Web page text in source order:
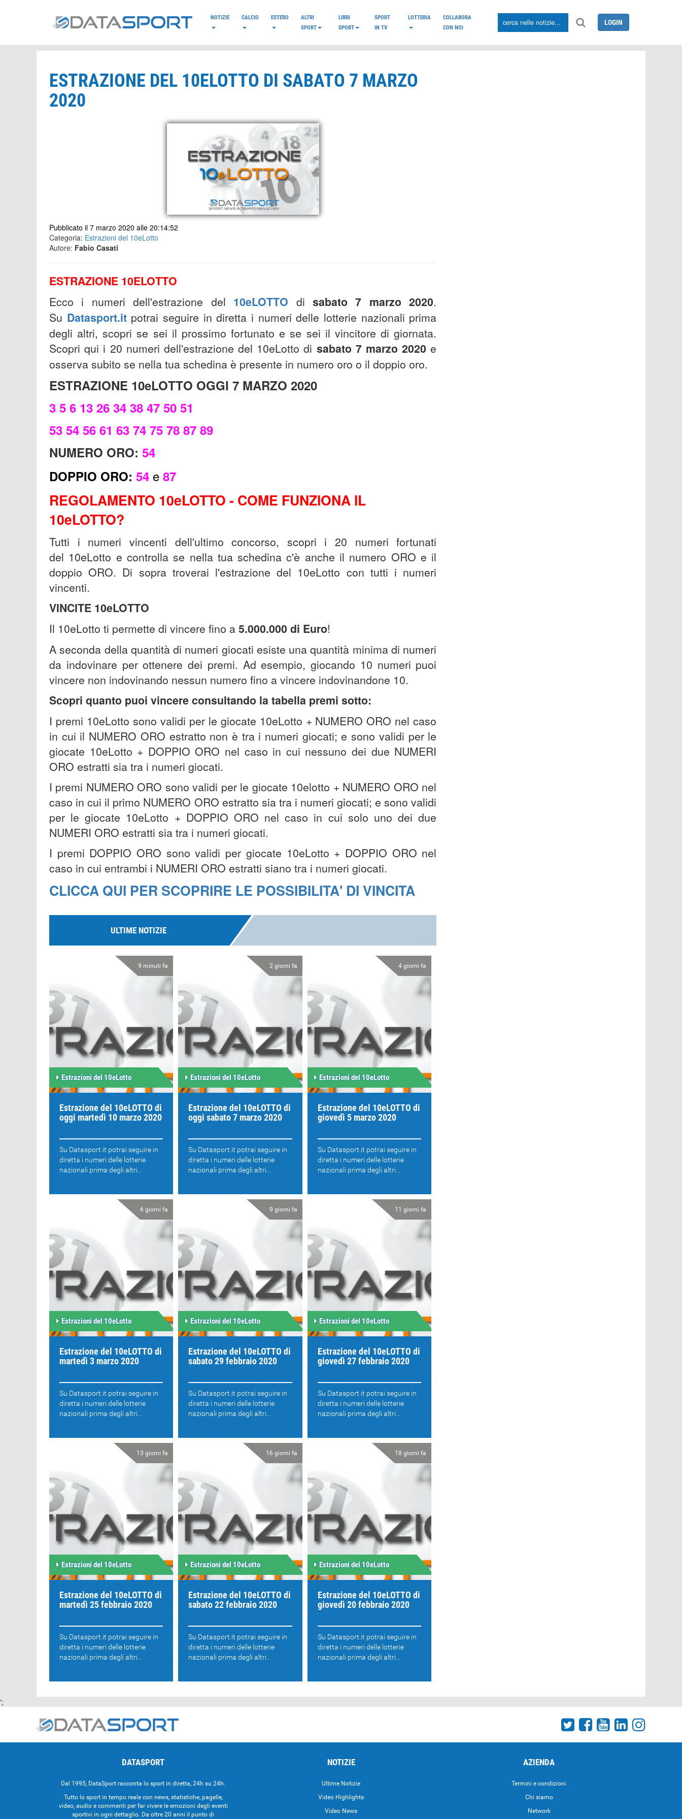
NOTIZIE CALCIO ESTERO
ALTRI
SPORT
LIBRI
SPORT
SPORT
IN TV
LOTTERIA
COLLABORA
CON NOI
LOGIN
ESTRAZIONE DEL 10ELOTTO DI SABATO 7 MARZO
2020
Pubblicato il 7 marzo 2020 alle 20:14:52
Categoria: Estrazioni del 10eLotto
Autore: Fabio Casati
ESTRAZIONE 10ELOTTO
Ecco i numeri dell'estrazione del 10eLOTTO di sabato 7 marzo 2020.
Su Datasport.itpotrai seguire in diretta i numeri delle lotterie nazionali prima
degli altri, scopri se sei il prossimo fortunato e se sei il vincitore di giornata.
Scopri qui i 20 numeri dell'estrazione del 10eLotto di sabato 7 marzo 2020 e
osserva subito se nella tua schedina è presente in numero oro o il doppio oro.
ESTRAZIONE 10eLOTTO OGGI 7 MARZO 2020
3 5 6 13 26 34 38 47 50 51
53 54 56 61 63 74 75 78 87 89
NUMERO ORO: 54
DOPPIO ORO: 54 e 87
REGOLAMENTO 10eLOTTO - COME FUNZIONA IL
10eLOTTO?
Tutti i numeri vincenti dell'ultimo concorso, scopri i 20 numeri fortunati
del 10eLotto e controlla se nella tua schedina c'è anche il numero ORO e il
doppio ORO. Di sopra troverai l'estrazione del 10eLotto con tutti i numeri
vincenti.
VINCITE 10eLOTTO
Il 10eLotto ti permette di vincere fino a 5.000.000 di Euro!
A seconda della quantità di numeri giocati esiste una quantità minima di numeri
da indovinare per ottenere dei premi. Ad esempio, giocando 10 numeri puoi
vincere non indovinando nessun numero fino a vincere indovinandone 10.
Scopri quanto puoi vincere consultando la tabella premi sotto:
I premi 10eLotto sono validi per le giocate 10eLotto + NUMERO ORO nel caso
in cui il NUMERO ORO estratto non è tra i numeri giocati; e sono validi per le
giocate 10eLotto + DOPPIO ORO nel caso in cui nessuno dei due NUMERI
ORO estratti sia tra i numeri giocati.
I premi NUMERO ORO sono validi per le giocate 10elotto + NUMERO ORO nel
caso in cui il primo NUMERO ORO estratto sia tra i numeri giocati; e sono validi
per le giocate 10eLotto + DOPPIO ORO nel caso in cui solo uno dei due
NUMERI ORO estratti sia tra i numeri giocati.
I premi DOPPIO ORO sono validi per giocate 10eLotto + DOPPIO ORO nel
caso in cui entrambi i NUMERI ORO estratti siano tra i numeri giocati.
CLICCA QUI PER SCOPRIRE LE POSSIBILITA' DI VINCITA
ULTIME NOTIZIE
9 minuti fa
Estrazioni del 10eLotto
Estrazione del 10eLOTTO di
oggi martedì 10 marzo 2020
Su Datasport.it potrai seguire in
diretta i numeri delle lotterie
nazionali prima degli altri...
2 giorni fa
Estrazioni del 10eLotto
Estrazione del 10eLOTTO di
oggi sabato 7 marzo 2020
Su Datasport.it potrai seguire in
diretta i numeri delle lotterie
nazionali prima degli altri...
4 giorni fa
Estrazioni del 10eLotto
Estrazione del 10eLOTTO di
giovedì 5 marzo 2020
Su Datasport.it potrai seguire in
diretta i numeri delle lotterie
nazionali prima degli altri...
6 giorni fa
Estrazioni del 10eLotto
Estrazione del 10eLOTTO di
martedì 3 marzo 2020
Su Datasport.it potrai seguire in
diretta i numeri delle lotterie
nazionali prima degli altri...
9 giorni fa
Estrazioni del 10eLotto
Estrazione del 10eLOTTO di
sabato 29 febbraio 2020
Su Datasport.it potrai seguire in
diretta i numeri delle lotterie
nazionali prima degli altri...
11 giorni fa
Estrazioni del 10eLotto
Estrazione del 10eLOTTO di
giovedì 27 febbraio 2020
Su Datasport.it potrai seguire in
diretta i numeri delle lotterie
nazionali prima degli altri...
13 giorni fa
Estrazioni del 10eLotto
Estrazione del 10eLOTTO di
martedì 25 febbraio 2020
Su Datasport.it potrai seguire in
diretta i numeri delle lotterie
nazionali prima degli altri...
16 giorni fa
Estrazioni del 10eLotto
Estrazione del 10eLOTTO di
sabato 22 febbraio 2020
Su Datasport.it potrai seguire in
diretta i numeri delle lotterie
nazionali prima degli altri...
18 giorni fa
Estrazioni del 10eLotto
Estrazione del 10eLOTTO di
giovedì 20 febbraio 2020
Su Datasport.it potrai seguire in
diretta i numeri delle lotterie
nazionali prima degli altri...
';
DATASPORT
Dal 1995, DataSport racconta lo sport in diretta, 24h su 24h.
Tutto lo sport in tempo reale con news, statistiche, pagelle,
video, audio e commenti per far vivere le emozioni degli eventi
sportivi in ogni dettaglio. Da oltre 20 anni il punto di
NOTIZIE
Ultime Notizie
Video Highlights
Video News
AZIENDA
Termini e condizioni
Chi siamo
Network